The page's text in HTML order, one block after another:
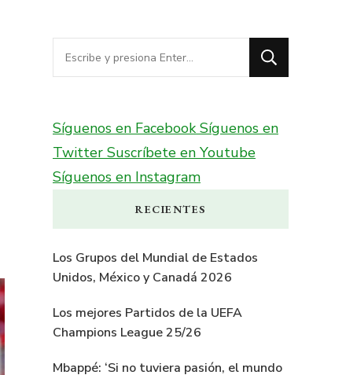
¿Buscas
algo?
Síguenos en FacebookSíguenos en
Twitter Suscríbete en Youtube
Síguenos en Instagram
RECIENTES
Los Grupos del Mundial de Estados
Unidos, México y Canadá 2026
Los mejores Partidos de la UEFA
Champions League 25/26
Mbappé: ‘Si no tuviera pasión, el mundo